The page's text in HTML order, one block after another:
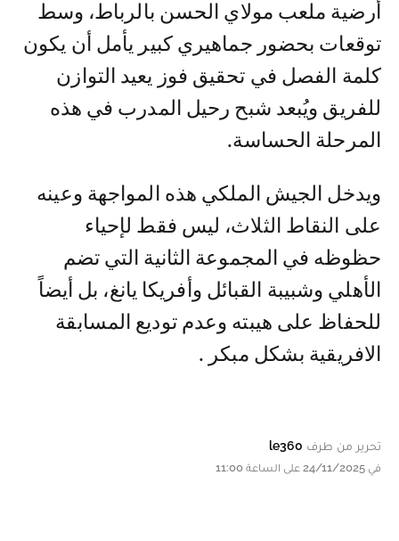
أرضية ملعب مولاي الحسن بالرباط، وسط
توقعات بحضور جماهيري كبير يأمل أن يكون
كلمة الفصل في تحقيق فوز يعيد التوازن
للفريق ويُبعد شبح رحيل المدرب في هذه
المرحلة الحساسة.
ويدخل الجيش الملكي هذه المواجهة وعينه
على النقاط الثلاث، ليس فقط لإحياء
حظوظه في المجموعة الثانية التي تضم
الأهلي وشبيبة القبائل وأفريكا يانغ، بل أيضاً
للحفاظ على هيبته وعدم توديع المسابقة
الافريقية بشكل مبكر .
تحرير من طرف le360
في 24/11/2025 على الساعة 11:00